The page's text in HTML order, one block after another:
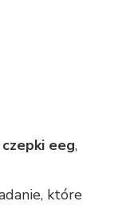
czepki eeg,
które